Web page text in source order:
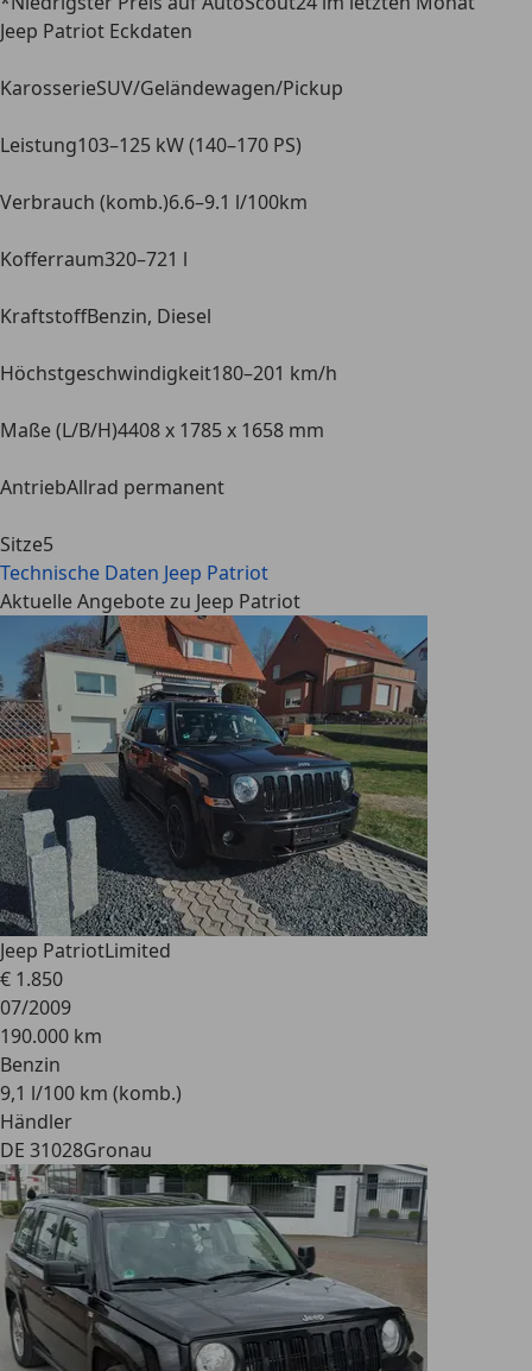
Jeep Patriot Eckdaten
KarosserieSUV/Geländewagen/Pickup
Leistung103–125 kW (140–170 PS)
Verbrauch (komb.)6.6–9.1 l/100km
Kofferraum320–721 l
KraftstoffBenzin, Diesel
Höchstgeschwindigkeit180–201 km/h
Maße (L/B/H)4408 x 1785 x 1658 mm
AntriebAllrad permanent
Sitze5
Technische Daten Jeep Patriot
Aktuelle Angebote zu Jeep Patriot
Jeep PatriotLimited
€ 1.850
07/2009
190.000 km
Benzin
9,1 l/100 km (komb.)
Händler
DE 31028Gronau